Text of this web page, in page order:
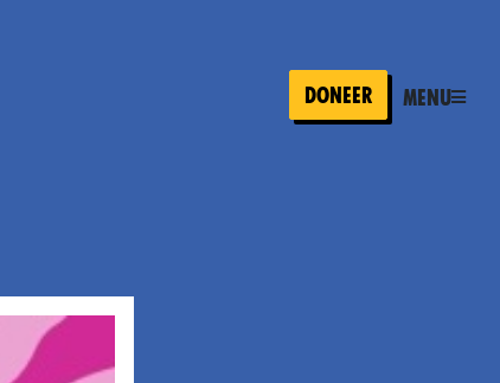
Doneer Menu